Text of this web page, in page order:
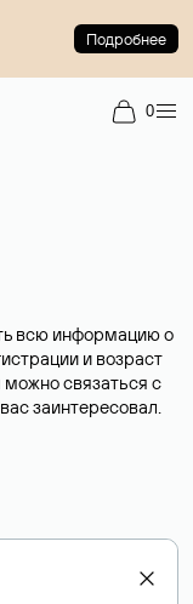
Подробнее
0
всю информацию о
и возраст
можно связаться с
заинтересовал.